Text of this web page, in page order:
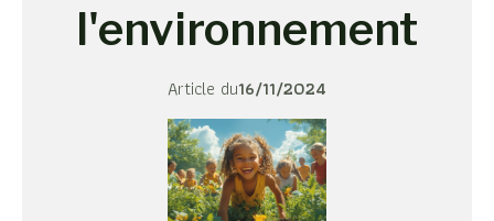
l'environnement
Article du16/11/2024